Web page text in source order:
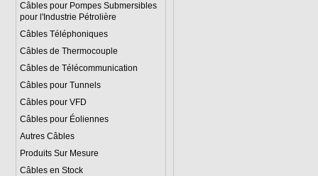
Câbles pour Pompes Submersibles
pour l'Industrie Pétrolière
Câbles Téléphoniques
Câbles de Thermocouple
Câbles de Télécommunication
Câbles pour Tunnels
Câbles pour VFD
Câbles pour Éoliennes
Autres Câbles
Produits Sur Mesure
Câbles en Stock